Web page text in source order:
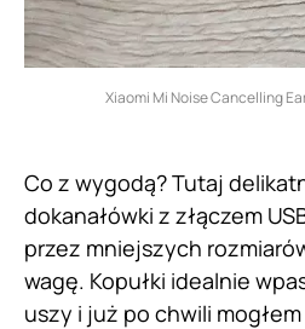
Xiaomi Mi Noise Cancelling
Co z wygodą? Tutaj
dokanałówki z złączem
przez mniejszych
wagę. Kopułki idealnie
uszy i już po chwili